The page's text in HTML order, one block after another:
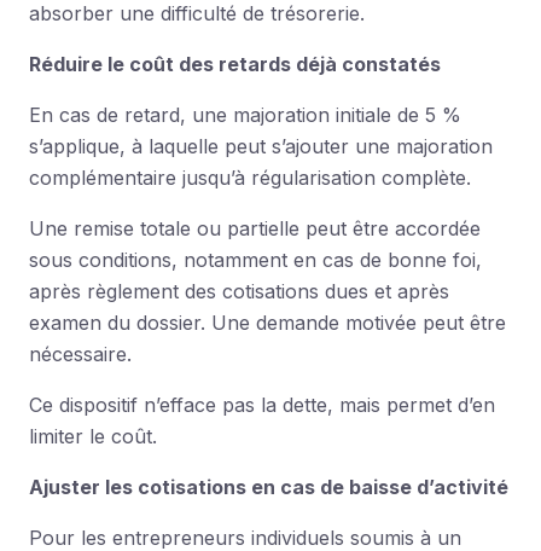
absorber une difficulté de trésorerie.
Réduire le coût des retards déjà constatés
En cas de retard, une majoration initiale de 5 %
s’applique, à laquelle peut s’ajouter une majoration
complémentaire jusqu’à régularisation complète.
Une remise totale ou partielle peut être accordée
sous conditions, notamment en cas de bonne foi,
après règlement des cotisations dues et après
examen du dossier. Une demande motivée peut être
nécessaire.
Ce dispositif n’efface pas la dette, mais permet d’en
limiter le coût.
Ajuster les cotisations en cas de baisse d’activité
Pour les entrepreneurs individuels soumis à un